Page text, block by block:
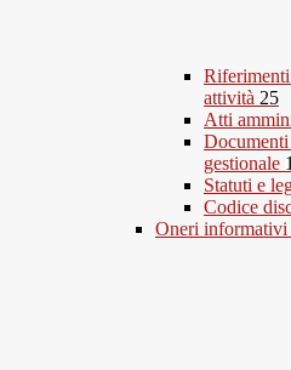
attività 25
Atti
gestionale
Statuti e
Codice
Oneri informativi